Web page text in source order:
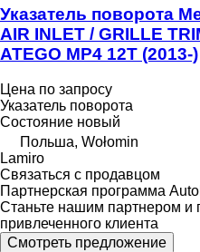
Указатель поворота
AIR INLET / GRILLE
ATEGO MP4 12T (2013-)
Цена по запросу
Указатель поворота
Состояние новый
Польша, Wołomin
Lamiro
Связаться с продавцом
Партнерская программа
Станьте нашим партнером и
привлеченного клиента
Смотреть предложение